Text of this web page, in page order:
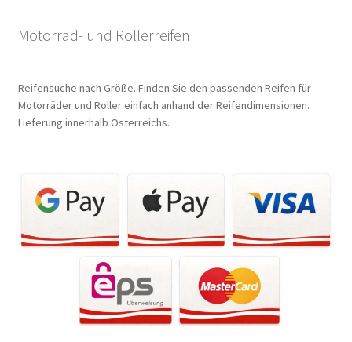
Motorrad- und Rollerreifen
Reifensuche nach Größe. Finden Sie den passenden Reifen für
Motorräder und Roller einfach anhand der Reifendimensionen.
Lieferung innerhalb Österreichs.